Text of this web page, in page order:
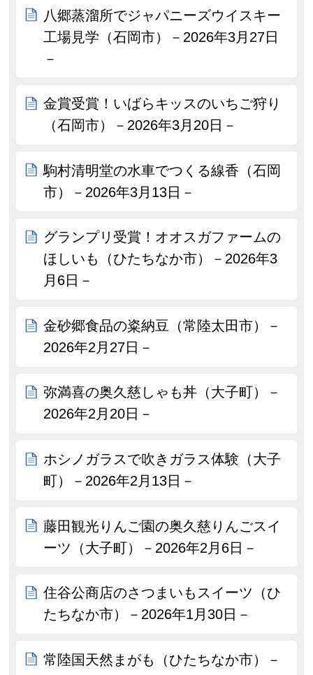
八郷蒸溜所でジャパニーズウイスキー
工場見学（石岡市）－2026年3月27日
－
金賞受賞！いばらキッスのいちご狩り
（石岡市）－2026年3月20日－
駒村清明堂の水車でつくる線香（石岡
市）－2026年3月13日－
グランプリ受賞！オオスガファームの
ほしいも（ひたちなか市）－2026年3
月6日－
金砂郷食品の粢納豆（常陸太田市）－
2026年2月27日－
弥満喜の奥久慈しゃも丼（大子町）－
2026年2月20日－
ホシノガラスで吹きガラス体験（大子
町）－2026年2月13日－
藤田観光りんご園の奥久慈りんごスイ
ーツ（大子町）－2026年2月6日－
住谷公商店のさつまいもスイーツ（ひ
たちなか市）－2026年1月30日－
常陸国天然まがも（ひたちなか市）－